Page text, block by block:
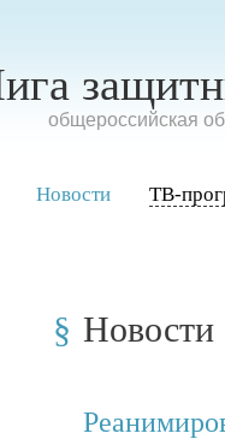
oбщероссийская
Новости ТВ-
Новости